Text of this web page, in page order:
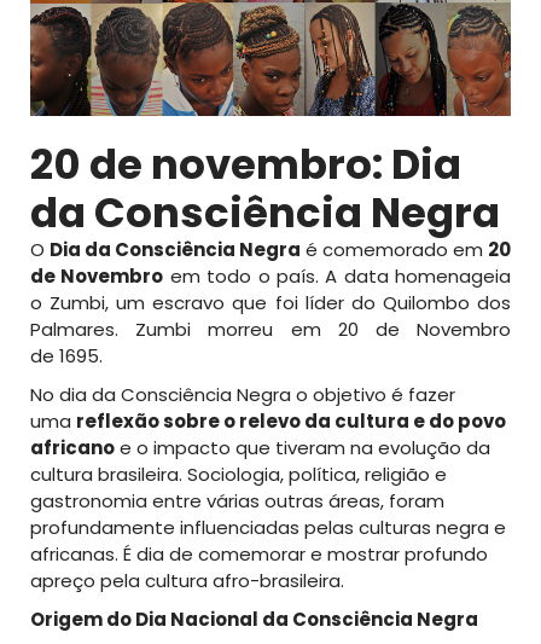
20 de novembro: Dia
da Consciência Negra
O Dia da Consciência Negra é comemorado em 20
de Novembro em todo o país. A data homenageia
o Zumbi, um escravo que foi líder do Quilombo dos
Palmares. Zumbi morreu em 20 de Novembro
de 1695.
No dia da Consciência Negra o objetivo é fazer
uma reflexão sobre o relevo da cultura e do povo
africanoe o impacto que tiveram na evolução da
cultura brasileira. Sociologia, política, religião e
gastronomia entre várias outras áreas, foram
profundamente influenciadas pelas culturas negra e
africanas. É dia de comemorar e mostrar profundo
apreço pela cultura afro-brasileira.
Origem do Dia Nacional da Consciência Negra